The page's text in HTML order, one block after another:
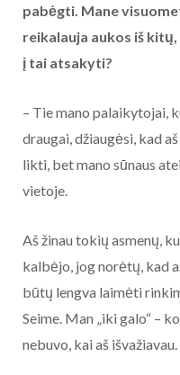
pabėgti. Mane
reikalauja aukos iš
į tai atsakyti?
– Tie mano palaikytojai,
draugai, džiaugėsi, kad
likti, bet mano sūnaus
vietoje.
Aš žinau tokių asmenų,
kalbėjo, jog norėtų, kad
būtų lengva laimėti
Seime. Man „iki galo“ –
nebuvo, kai aš išvažiavau.